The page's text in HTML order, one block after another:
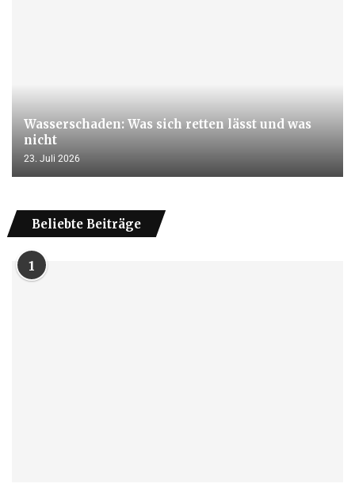
Wasserschaden: Was sich retten lässt und was
nicht
23. Juli 2026
Beliebte Beiträge
1